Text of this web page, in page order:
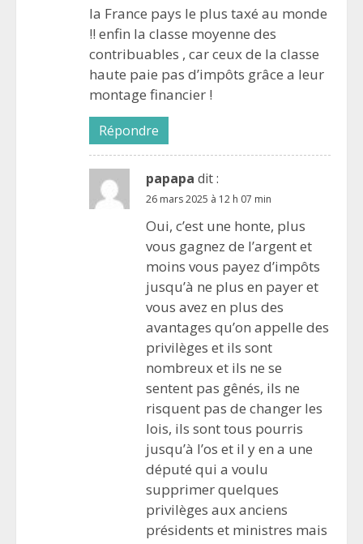
la France pays le plus taxé au monde
!! enfin la classe moyenne des
contribuables , car ceux de la classe
haute paie pas d’impôts grâce a leur
montage financier !
Répondre
papapa dit :
26 mars 2025 à 12 h 07 min
Oui, c’est une honte, plus
vous gagnez de l’argent et
moins vous payez d’impôts
jusqu’à ne plus en payer et
vous avez en plus des
avantages qu’on appelle des
privilèges et ils sont
nombreux et ils ne se
sentent pas gênés, ils ne
risquent pas de changer les
lois, ils sont tous pourris
jusqu’à l’os et il y en a une
député qui a voulu
supprimer quelques
privilèges aux anciens
présidents et ministres mais